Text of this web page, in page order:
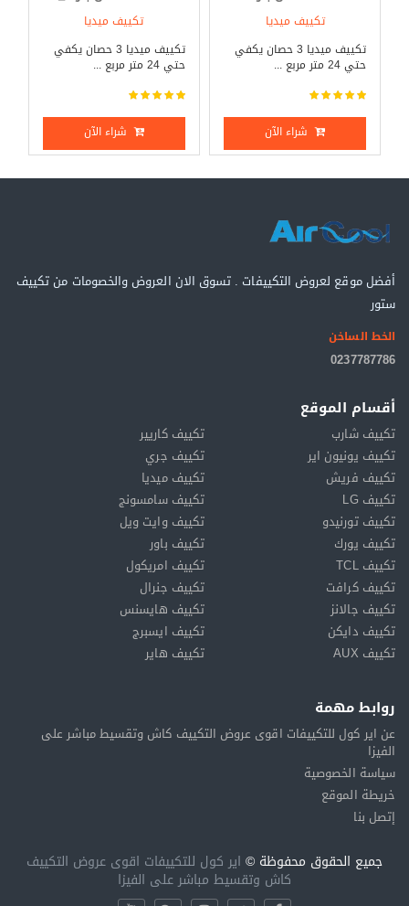
تكييف ميديا
تكييف ميديا 3 حصان يكفي
حتي 24 متر مربع ...
شراء الآن
تكييف ميديا
تكييف ميديا 3 حصان يكفي
حتي 24 متر مربع ...
شراء الآن
أفضل موقع لعروض التكييفات . تسوق الان العروض والخصومات من تكييف
ستور
الخط الساخن
0237787786
أقسام الموقع
تكييف شارب
تكييف كاريير
تكييف يونيون اير
تكييف جري
تكييف فريش
تكييف ميديا
تكييف LG
تكييف سامسونج
تكييف تورنيدو
تكييف وايت ويل
تكييف يورك
تكييف باور
تكييف TCL
تكييف امريكول
تكييف كرافت
تكييف جنرال
تكييف جالانز
تكييف هايسنس
تكييف دايكن
تكييف ايسبرج
تكييف AUX
تكييف هاير
روابط مهمة
عن اير كول للتكييفات اقوى عروض التكييف كاش وتقسيط مباشر على
الفيزا
سياسة الخصوصية
خريطة الموقع
إتصل بنا
جميع الحقوق محفوظة © اير كول للتكييفات اقوى عروض التكييف
كاش وتقسيط مباشر على الفيزا